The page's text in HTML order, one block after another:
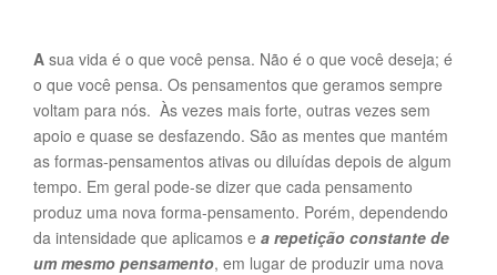
A sua vida é o que você pensa. Não é o que você deseja; é
o que você pensa. Os pensamentos que geramos sempre
voltam para nós. Às vezes mais forte, outras vezes sem
apoio e quase se desfazendo. São as mentes que mantém
as formas-pensamentos ativas ou diluídas depois de algum
tempo. Em geral pode-se dizer que cada pensamento
produz uma nova forma-pensamento. Porém, dependendo
da intensidade que aplicamos e a repetição constante de
um mesmo pensamento, em lugar de produzir uma nova